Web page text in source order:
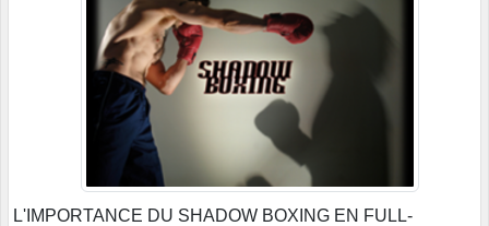
L'IMPORTANCE DU SHADOW BOXING EN FULL-